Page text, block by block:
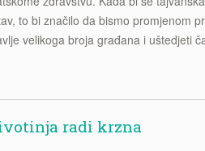
to bi značilo da bismo promjenom
velikoga broja građana i uštedjeti
radi krzna